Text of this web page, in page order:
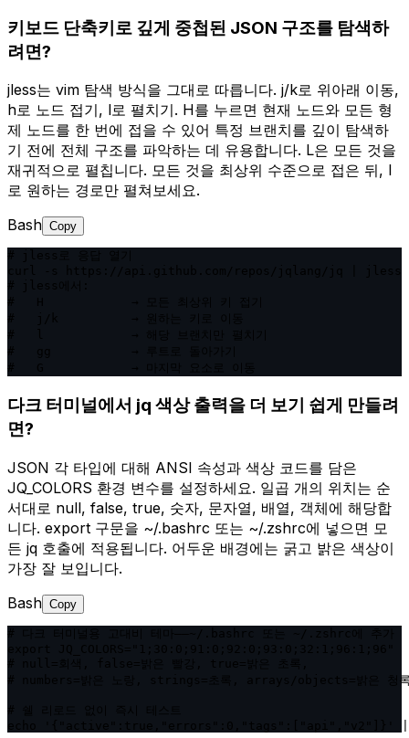
키보드 단축키로 깊게 중첩된 JSON 구조를 탐색하
려면?
jless는 vim 탐색 방식을 그대로 따릅니다. j/k로 위아래 이동,
h로 노드 접기, l로 펼치기. H를 누르면 현재 노드와 모든 형
제 노드를 한 번에 접을 수 있어 특정 브랜치를 깊이 탐색하
기 전에 전체 구조를 파악하는 데 유용합니다. L은 모든 것을
재귀적으로 펼칩니다. 모든 것을 최상위 수준으로 접은 뒤, l
로 원하는 경로만 펼쳐보세요.
Bash Copy
다크 터미널에서 jq 색상 출력을 더 보기 쉽게 만들려
면?
JSON 각 타입에 대해 ANSI 속성과 색상 코드를 담은
JQ_COLORS 환경 변수를 설정하세요. 일곱 개의 위치는 순
서대로 null, false, true, 숫자, 문자열, 배열, 객체에 해당합
니다. export 구문을 ~/.bashrc 또는 ~/.zshrc에 넣으면 모
든 jq 호출에 적용됩니다. 어두운 배경에는 굵고 밝은 색상이
가장 잘 보입니다.
Bash Copy
# numbers=밝은 노랑, strings=초록, arrays/objects=밝은 청